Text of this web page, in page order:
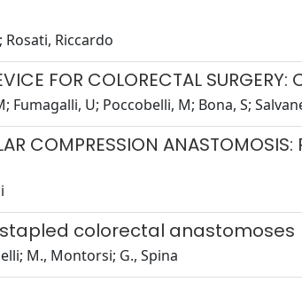
Rosati, Riccardo
FOR COLORECTAL SURGERY:
U; Poccobelli, M; Bona, S;
COMPRESSION ANASTOMOSIS:
colorectal anastomoses
M., Montorsi; G., Spina